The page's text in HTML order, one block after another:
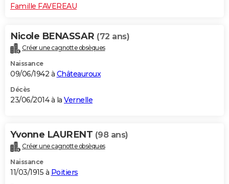
Famille FAVEREAU
Nicole BENASSAR (72 ans)
Créer une cagnotte obsèques
Naissance
09/06/1942 à Châteauroux
Décès
23/06/2014 à la Vernelle
Yvonne LAURENT (98 ans)
Créer une cagnotte obsèques
Naissance
11/03/1915 à Poitiers